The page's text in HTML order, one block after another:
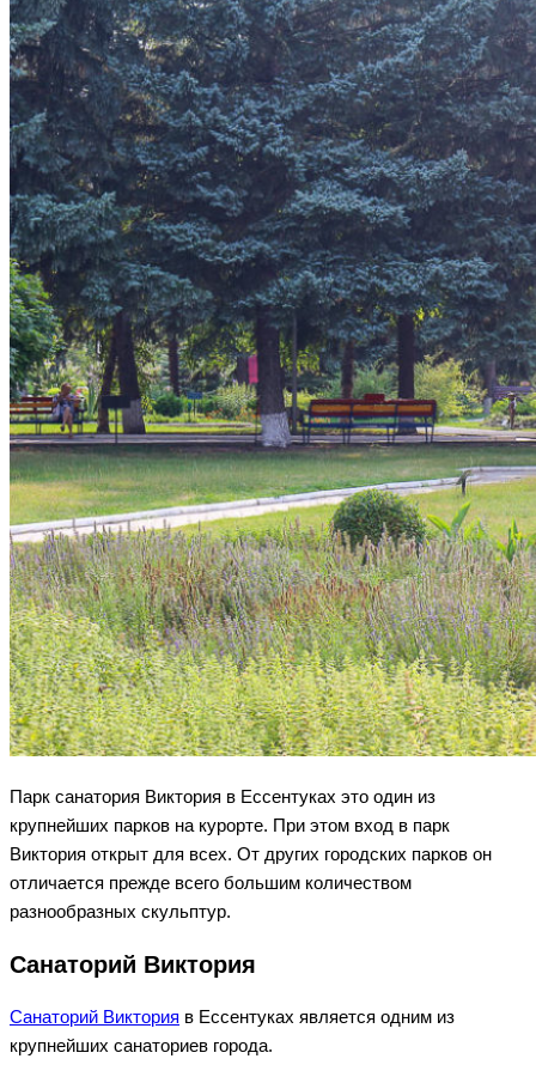
Парк санатория Виктория в Ессентуках это один из
крупнейших парков на курорте. При этом вход в парк
Виктория открыт для всех. От других городских парков он
отличается прежде всего большим количеством
разнообразных скульптур.
Санаторий Виктория
Санаторий Виктория в Ессентуках является одним из
крупнейших санаториев города.